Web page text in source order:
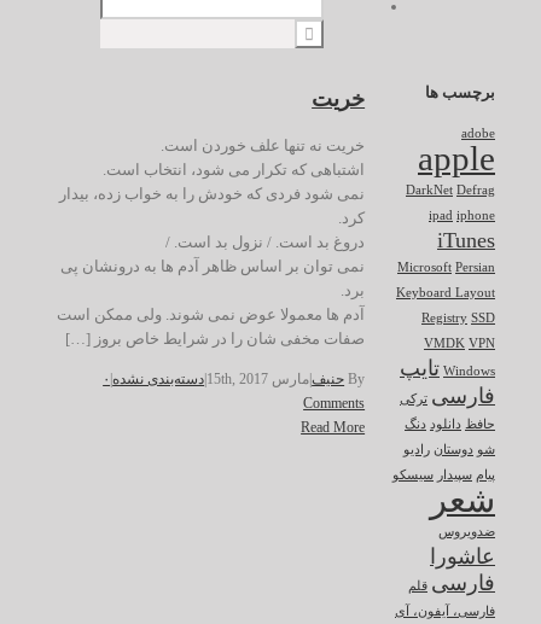
خریت
خریت نه تنها علف خوردن است.
اشتباهی که تکرار می شود، انتخاب است.
نمی شود فردی که خودش را به خواب زده، بیدار
کرد.
دروغ بد است. / نزول بد است. /
نمی توان بر اساس ظاهر آدم ها به درونشان پی
برد.
آدم ها معمولا عوض نمی شوند. ولی ممکن است
صفات مخفی شان را در شرایط خاص بروز […]
By حنیف|مارس 15th, 2017 |دسته‌بندی نشده| ۰
Comments
Read More
برچسب ها
adobe
apple
DarkNet Defrag
ipad iphone
iTunes
Microsoft Persian
Keyboard Layout
Registry SSD
VMDK VPN
Windows تایپ
فارسی ترکی
حافظ دانلود دنگ
شو دوستان رادیو
پیام سپیدار سیسکو
شعر
ضدویروس
عاشورا
فارسی قلم
فارسی، آیفون، آی